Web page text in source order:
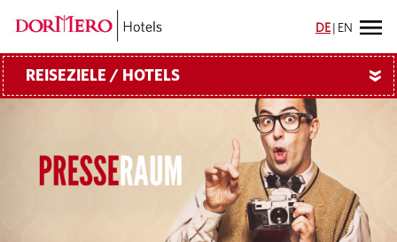
DE EN
REISEZIELE / HOTELS »